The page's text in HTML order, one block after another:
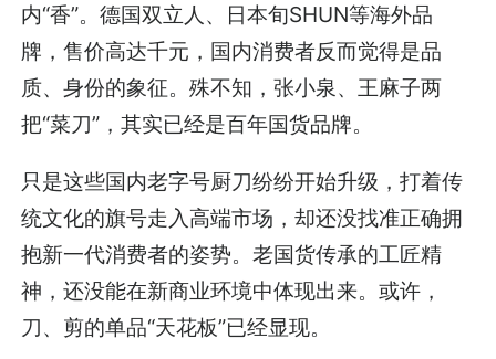
内“香”。德国双立人、日本旬SHUN等海外品
牌，售价高达千元，国内消费者反而觉得是品
质、身份的象征。殊不知，张小泉、王麻子两
把“菜刀”，其实已经是百年国货品牌。
只是这些国内老字号厨刀纷纷开始升级，打着传
统文化的旗号走入高端市场，却还没找准正确拥
抱新一代消费者的姿势。老国货传承的工匠精
神，还没能在新商业环境中体现出来。或许，
刀、剪的单品“天花板”已经显现。